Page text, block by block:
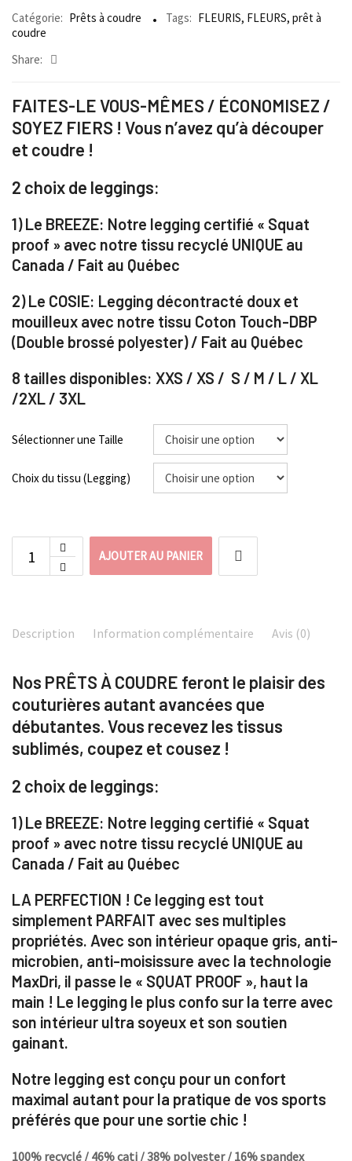
Catégorie: Prêts à coudre Tags: FLEURIS, FLEURS, prêt à
coudre
Share:
FAITES-LE VOUS-MÊMES / ÉCONOMISEZ /
SOYEZ FIERS ! Vous n’avez qu’à découper
et coudre !
2 choix de leggings:
1) Le BREEZE: Notre legging certifié « Squat
proof » avec notre tissu recyclé UNIQUE au
Canada / Fait au Québec
2) Le COSIE: Legging décontracté doux et
mouilleux avec notre tissu Coton Touch-DBP
(Double brossé polyester) / Fait au Québec
8 tailles disponibles: XXS / XS / S / M / L / XL
/2XL / 3XL
Sélectionner une Taille
Choix du tissu (Legging)
AJOUTER AU PANIER
Description Information complémentaire Avis (0)
Nos PRÊTS À COUDRE feront le plaisir des
couturières autant avancées que
débutantes. Vous recevez les tissus
sublimés, coupez et cousez !
2 choix de leggings:
1) Le BREEZE: Notre legging certifié « Squat
proof » avec notre tissu recyclé UNIQUE au
Canada / Fait au Québec
LA PERFECTION ! Ce legging est tout
simplement PARFAIT avec ses multiples
propriétés. Avec son intérieur opaque gris, anti-
microbien, anti-moisissure avec la technologie
MaxDri, il passe le « SQUAT PROOF », haut la
main ! Le legging le plus confo sur la terre avec
son intérieur ultra soyeux et son soutien
gainant.
Notre legging est conçu pour un confort
maximal autant pour la pratique de vos sports
préférés que pour une sortie chic !
100% recyclé / 46% cati / 38% polyester / 16% spandex